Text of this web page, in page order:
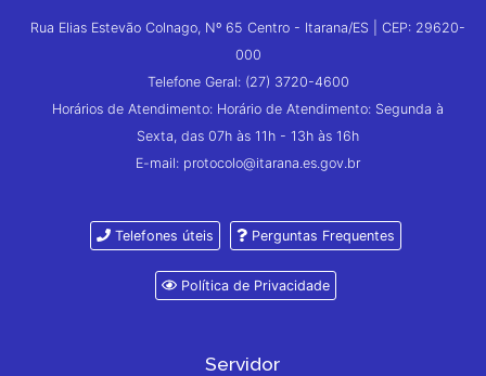
Rua Elias Estevão Colnago, Nº 65 Centro - Itarana/ES | CEP: 29620-
000
Telefone Geral: (27) 3720-4600
Horários de Atendimento: Horário de Atendimento: Segunda à
Sexta, das 07h às 11h - 13h às 16h
E-mail: protocolo@itarana.es.gov.br
Telefones úteis Perguntas Frequentes
Política de Privacidade
Servidor